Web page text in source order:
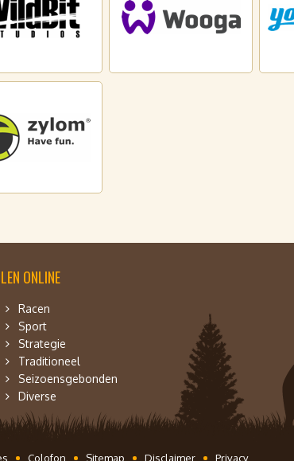
ONLINE
Racen
Sport
Strategie
Traditioneel
Seizoensgebonden
Diverse
Colofon Sitemap Disclaimer Privacy